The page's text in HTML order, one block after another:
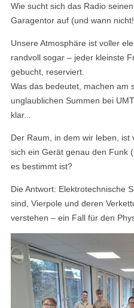
Wie sucht sich das Radio
Garagentor auf (und wann
Unsere Atmosphäre ist voller
randvoll sogar – jeder kleinste
gebucht, reserviert.
Was das bedeutet, machen am
unglaublichen Summen bei
klar...
Der Raum, in dem wir leben,
sich ein Gerät genau den Funk
es bestimmt ist?
Die Antwort: Elektrotechnische
sind, Vierpole und deren
verstehen – ein Fall für den